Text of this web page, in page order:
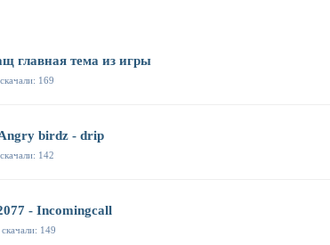
главная тема из игры
169
birdz - drip
142
- Incomingcall
149